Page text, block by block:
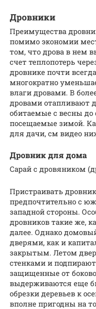
Дровники
Преимущества
помимо экономии
том, что дрова в нем
счет теплопотерь
дровнике почти
многократно
влаги дровами. В
дровами отапливают
обитаемые с весны до
посещаемые зимой.
для дачи, см видео
Дровник для дома
Сарай с дровяником
Пристраивать
предпочтительно с
западной стороны.
дровников такие же,
далее. Однако
дверями, как и
закрытым. Летом
стенками и
защищенные от
выдерживаются еще
обрезки деревьев к
вполне пригодны на